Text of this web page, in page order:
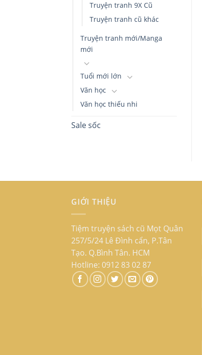
Truyện tranh 9X Cũ
Truyện tranh cũ khác
Truyện tranh mới/Manga
mới
Tuổi mới lớn
Văn học
Văn học thiếu nhi
Sale sốc
Chuyện làng phọt – Tập 1-
KIẾN THỨC BÁCH KHOA
Sách chuyển động
Tí Địa Lí-NXB Kim Đồng
GIỚI THIỆU
Tiệm truyện sách cũ Mọt Quân
257/5/24 Lê Đình cẩn, P.Tân
Tạo. Q.Bình Tân. HCM
Hotline: 0912 83 02 87